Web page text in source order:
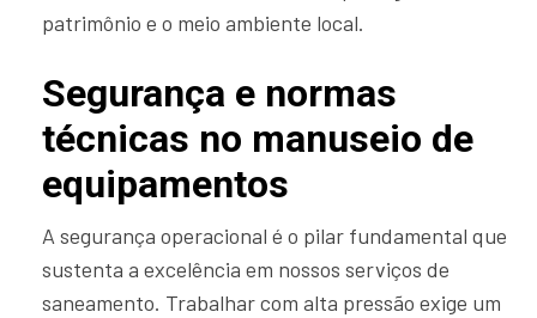
patrimônio e o meio ambiente local.
Segurança e normas
técnicas no manuseio de
equipamentos
A segurança operacional é o pilar fundamental que
sustenta a excelência em nossos serviços de
saneamento. Trabalhar com alta pressão exige um